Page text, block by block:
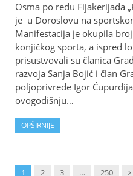
Osma po redu Fijakerijada
je u Doroslovu na
Manifestacija je okupila
konjičkog sporta, a ispred
prisustvovali su članica
razvoja Sanja Bojić i član
poljoprivrede Igor
ovogodišnju…
OPŠIRNIJE
1 2 3 … 250